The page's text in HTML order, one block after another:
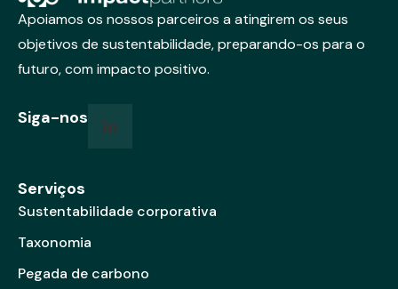
Apoiamos os nossos parceiros a atingirem os seus
objetivos de sustentabilidade, preparando-os para o
futuro, com impacto positivo.
Siga-nos
Serviços
Sustentabilidade corporativa
Taxonomia
Pegada de carbono